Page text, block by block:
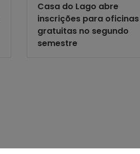
Casa do Lago abre
inscrições para oficinas
gratuitas no segundo
semestre